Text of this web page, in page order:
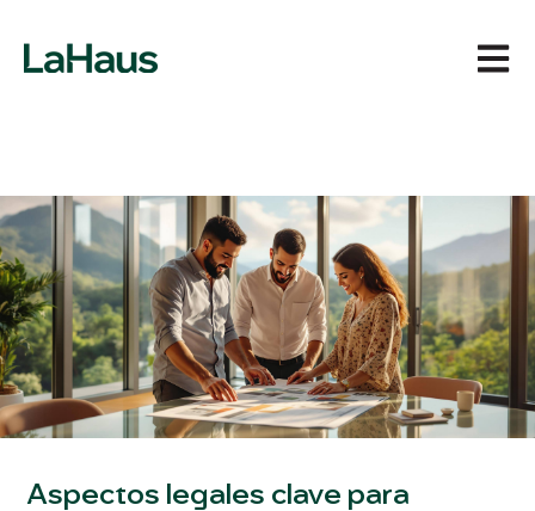
Abrir
Aspectos legales clave para